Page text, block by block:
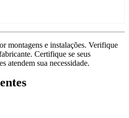
montagens e instalações. Verifique
Certifique se seus
atendem sua necessidade.